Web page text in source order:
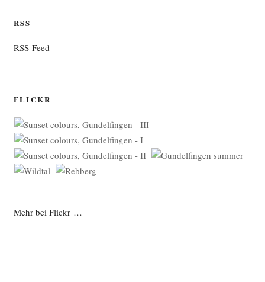
RSS
RSS-Feed
FLICKR
Mehr bei Flickr …